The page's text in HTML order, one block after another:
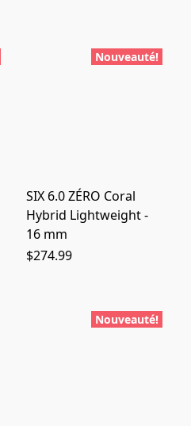
Nouveauté!
SIX 6.0 ZÉRO Coral
Hybrid Lightweight -
16 mm
$274.99
Nouveauté!